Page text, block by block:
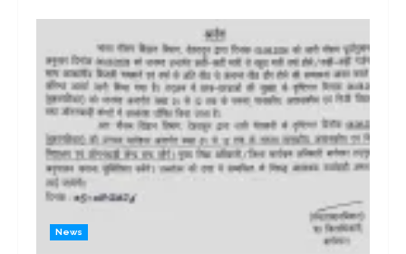
News